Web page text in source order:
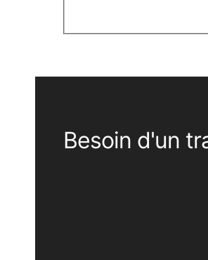
Besoin d'un